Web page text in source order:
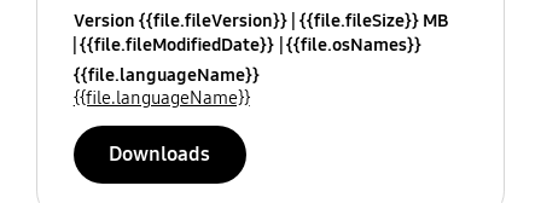
Version {{file.fileVersion}} {{file.fileSize}} MB
{{file.fileModifiedDate}} {{file.osNames}}
{{file.languageName}}
{{file.languageName}}
Downloads